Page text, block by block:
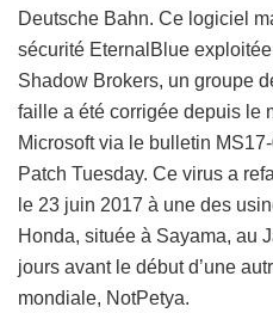
Deutsche Bahn. Ce logiciel
sécurité EternalBlue
Shadow Brokers, un groupe
faille a été corrigée depuis le
Microsoft via le bulletin
Patch Tuesday. Ce virus a
le 23 juin 2017 à une des
Honda, située à Sayama, au
jours avant le début d’une
mondiale, NotPetya.